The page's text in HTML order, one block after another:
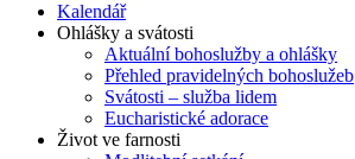
Kalendář
Ohlášky a svátosti
Aktuální bohoslužby a ohlášky
Přehled pravidelných bohoslužeb
Svátosti – služba lidem
Eucharistické adorace
Život ve farnosti